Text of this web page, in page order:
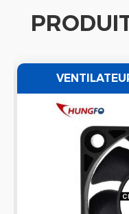
VENTILATEUR